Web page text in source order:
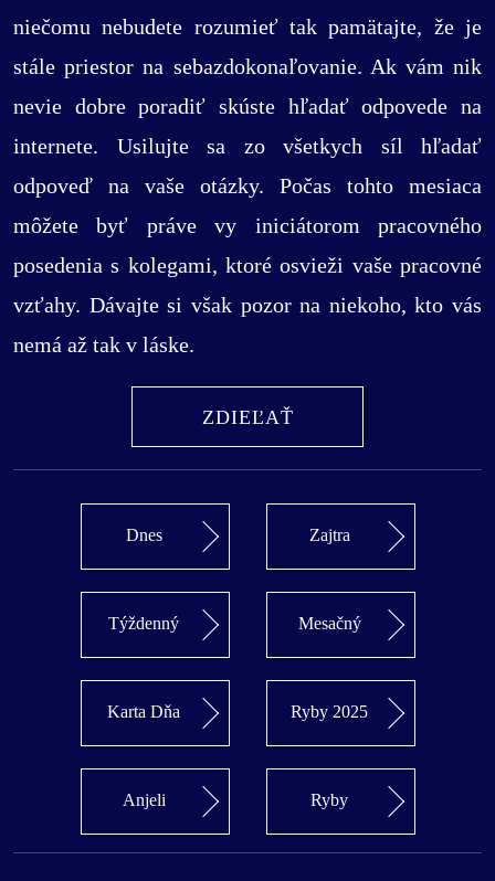
niečomu nebudete rozumieť tak pamätajte, že je
stále priestor na sebazdokonaľovanie. Ak vám nik
nevie dobre poradiť skúste hľadať odpovede na
internete. Usilujte sa zo všetkych síl hľadať
odpoveď na vaše otázky. Počas tohto mesiaca
môžete byť práve vy iniciátorom pracovného
posedenia s kolegami, ktoré osvieži vaše pracovné
vzťahy. Dávajte si však pozor na niekoho, kto vás
nemá až tak v láske.
ZDIEĽAŤ
Dnes Zajtra
Týždenný Mesačný
Karta Dňa Ryby 2025
Anjeli Ryby